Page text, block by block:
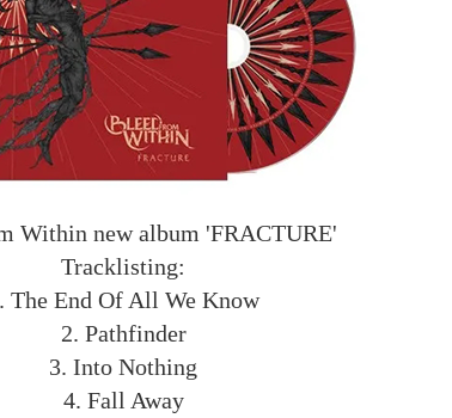
Within new album 'FRACTURE'
Tracklisting:
The End Of All We Know
2. Pathfinder
3. Into Nothing
4. Fall Away